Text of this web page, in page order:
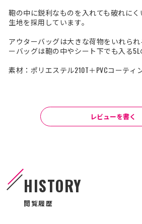
鞄の中に鋭利なものを入れても破れに
生地を採用しています。
アウターバッグは大きな荷物をいれら
ーバッグは鞄の中やシート下でも入る5L
素材：ポリエステル210T＋PVCコーティ
レビューを書く
HISTORY
閲覧履歴